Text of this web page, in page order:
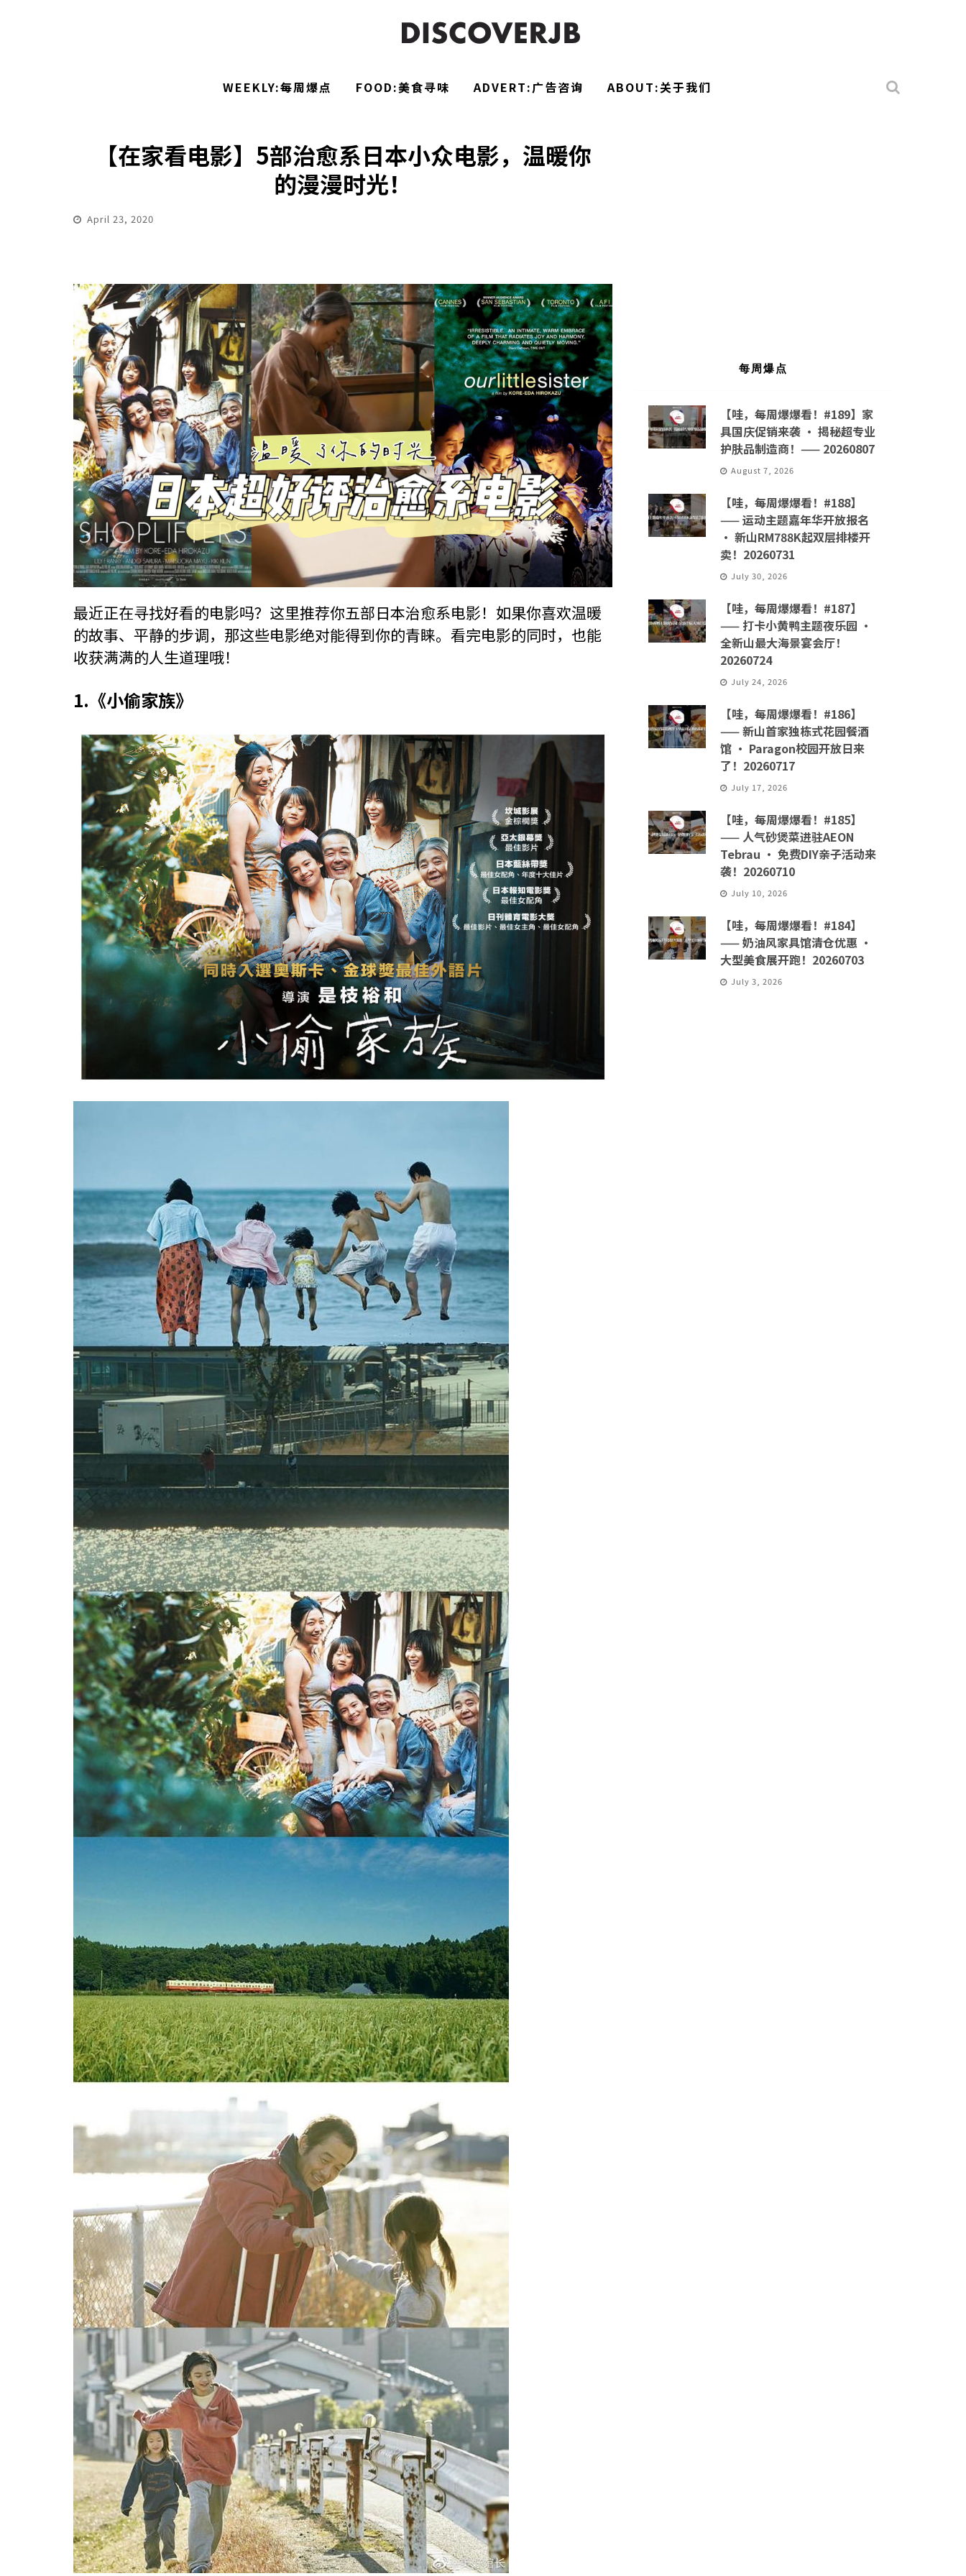
WEEKLY:每周爆点 FOOD:美食寻味 ADVERT:广告咨询 ABOUT:关于我们
【在家看电影】5部治愈系日本小众电影，温暖你
的漫漫时光！
April 23, 2020
最近正在寻找好看的电影吗？这里推荐你五部日本治愈系电影！如果你喜欢温暖
的故事、平静的步调，那这些电影绝对能得到你的青睐。看完电影的同时，也能
收获满满的人生道理哦！
1.《小偷家族》
每周爆点
【哇，每周爆爆看！#189】家
具国庆促销来袭 · 揭秘超专业
护肤品制造商！—— 20260807
August 7, 2026
【哇，每周爆爆看！#188】
—— 运动主题嘉年华开放报名
· 新山RM788K起双层排楼开
卖！20260731
July 30, 2026
【哇，每周爆爆看！#187】
—— 打卡小黄鸭主题夜乐园 ·
全新山最大海景宴会厅！
20260724
July 24, 2026
【哇，每周爆爆看！#186】
—— 新山首家独栋式花园餐酒
馆 · Paragon校园开放日来
了！20260717
July 17, 2026
【哇，每周爆爆看！#185】
—— 人气砂煲菜进驻AEON
Tebrau · 免费DIY亲子活动来
袭！20260710
July 10, 2026
【哇，每周爆爆看！#184】
—— 奶油风家具馆清仓优惠 ·
大型美食展开跑！20260703
July 3, 2026